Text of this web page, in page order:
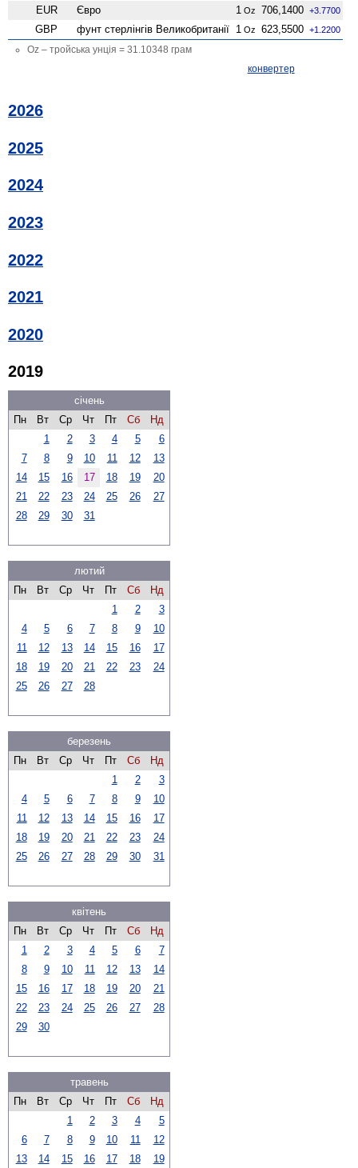
EUR Євро 1 Oz 706,1400 +3.7700
GBP фунт стерлінгів Велико­британії 1 Oz 623,5500 +1.2200
Oz – тройська унція = 31.10348 грам
конвертер
2026
2025
2024
2023
2022
2021
2020
2019
січень
Пн
Вт Ср Чт Пт Сб
Нд
1
2 3 4 5
6
7
8 9 10 11 12
13
14
15 16 17 18 19
20
21
22 23 24 25 26
27
28
29 30 31
лютий
Пн
Вт Ср Чт Пт Сб
Нд
1
2
3
4
5 6 7 8 9
10
11
12 13 14 15 16
17
18
19 20 21 22 23
24
25
26 27 28
березень
Пн
Вт Ср Чт Пт Сб
Нд
1
2
3
4
5 6 7 8 9
10
11
12 13 14 15 16
17
18
19 20 21 22 23
24
25
26 27 28 29 30 31
квітень
Пн
Вт Ср Чт Пт Сб
Нд
1
2 3 4 5 6
7
8
9 10 11 12 13
14
15
16 17 18 19 20
21
22
23 24 25 26 27
28
29
30
травень
Пн
Вт Ср Чт Пт Сб
Нд
1
2 3 4
5
6
7 8 9 10 11
12
13
14 15 16 17 18
19